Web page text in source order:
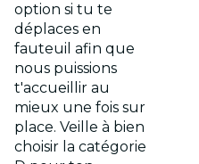
option si tu te
déplaces en
fauteuil afin que
nous puissions
t'accueillir au
mieux une fois sur
place. Veille à bien
choisir la catégorie